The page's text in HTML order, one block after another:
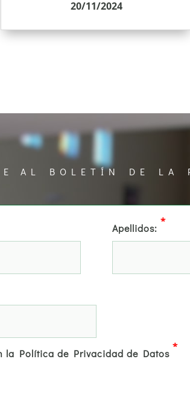
20/11/2024
AL BOLETÍN DE LA
Apellidos:
*
la Política de Privacidad de Datos
*